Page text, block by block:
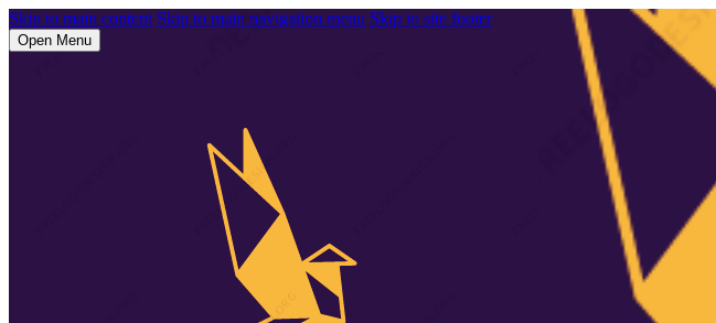
Skip to main content Skip to main navigation menu Skip to site footer
Open Menu